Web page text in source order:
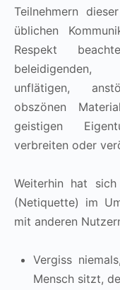
Teilnehmern
üblichen
Respekt
beleidigenden,
unflätigen,
obszönen
geistigen
verbreiten oder
Weiterhin hat
(Netiquette) im
mit anderen
Vergiss
Mensch sitzt,